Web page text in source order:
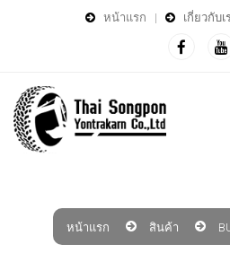
หน้าแรก | เกี่ยวกับเ
หน้าแรก สินค้า